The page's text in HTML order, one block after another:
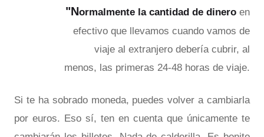
"Normalmente la cantidad de dinero en
efectivo que llevamos cuando vamos de
viaje al extranjero debería cubrir, al
menos, las primeras 24-48 horas de viaje.
Si te ha sobrado moneda, puedes volver a cambiarla
por euros. Eso sí, ten en cuenta que únicamente te